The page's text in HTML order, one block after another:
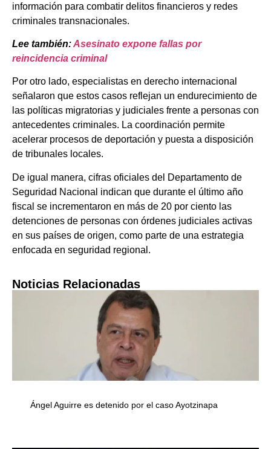
información para combatir delitos financieros y redes
criminales transnacionales.
Lee también:Asesinato expone fallas por
reincidencia criminal
Por otro lado, especialistas en derecho internacional
señalaron que estos casos reflejan un endurecimiento de
las políticas migratorias y judiciales frente a personas con
antecedentes criminales. La coordinación permite
acelerar procesos de deportación y puesta a disposición
de tribunales locales.
De igual manera, cifras oficiales del Departamento de
Seguridad Nacional indican que durante el último año
fiscal se incrementaron en más de 20 por ciento las
detenciones de personas con órdenes judiciales activas
en sus países de origen, como parte de una estrategia
enfocada en seguridad regional.
Noticias Relacionadas
Ángel Aguirre es detenido por el caso Ayotzinapa